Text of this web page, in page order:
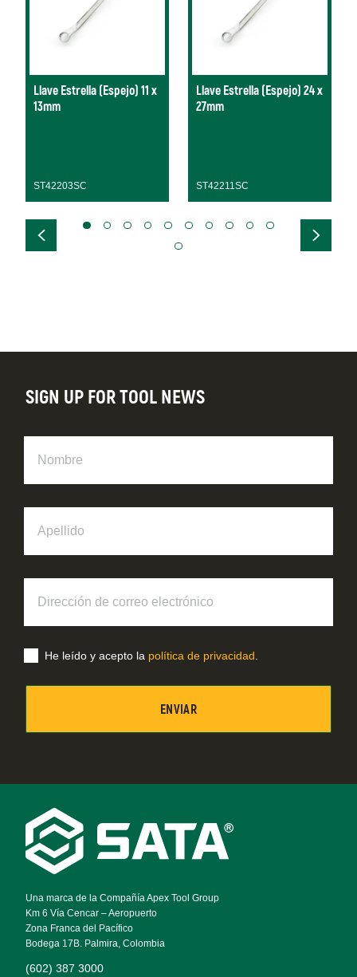
Llave Estrella (Espejo) 11 x
13mm
ST42203SC
Llave Estrella (Espejo) 24 x
27mm
ST42211SC
Footer
Navigation
Una marca de la Compañía Apex Tool Group
Km 6 Vía Cencar – Aeropuerto
Zona Franca del Pacífico
Bodega 17B. Palmira, Colombia
(602) 387 3000
SIGN UP FOR TOOL NEWS
correo
electrónico
He leído y acepto la política de privacidad